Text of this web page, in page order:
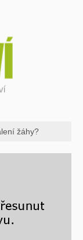
žáhy?